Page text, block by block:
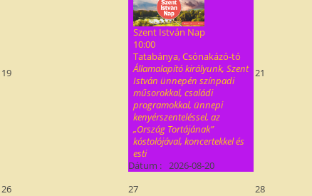
19
Szent István Nap
10:00
Tatabánya, Csónakázó-tó
Államalapító királyunk, Szent
István ünnepén színpadi
műsorokkal, családi
programokkal, ünnepi
kenyérszenteléssel, az
„Ország Tortájának”
kóstolójával, koncertekkel és
esti
Dátum : 2026-08-20
21
26 27 28